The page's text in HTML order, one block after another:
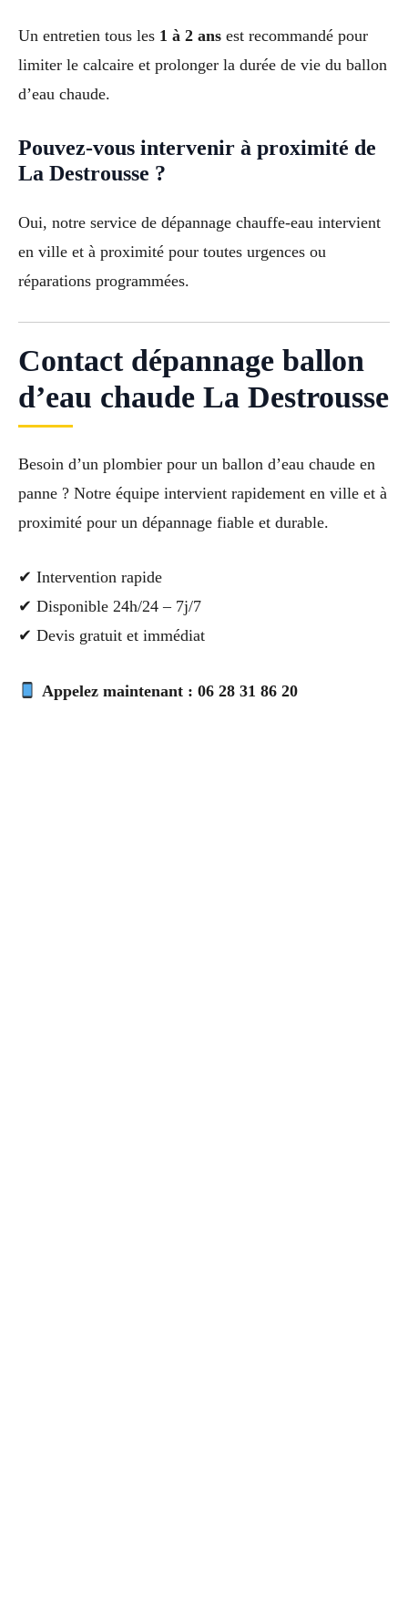
Un entretien tous les 1 à 2 ans est recommandé pour
limiter le calcaire et prolonger la durée de vie du ballon
d’eau chaude.
Pouvez-vous intervenir à proximité de
La Destrousse ?
Oui, notre service de dépannage chauffe-eau intervient
en ville et à proximité pour toutes urgences ou
réparations programmées.
Contact dépannage ballon
d’eau chaude La Destrousse
Besoin d’un plombier pour un ballon d’eau chaude en
panne ? Notre équipe intervient rapidement en ville et à
proximité pour un dépannage fiable et durable.
✔ Intervention rapide
✔ Disponible 24h/24 – 7j/7
✔ Devis gratuit et immédiat
Appelez maintenant : 06 28 31 86 20